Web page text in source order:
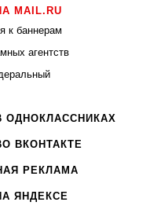
MAIL.RU
к баннерам
агентств
ОДНОКЛАССНИКАХ
ВКОНТАКТЕ
РЕКЛАМА
ЯНДЕКСЕ